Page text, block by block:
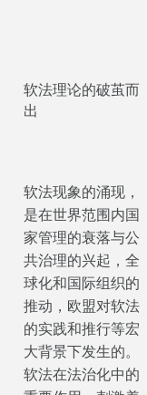
软法理论的破茧而
出
软法现象的涌现，
是在世界范围内国
家管理的衰落与公
共治理的兴起，全
球化和国际组织的
推动，欧盟对软法
的实践和推行等宏
大背景下发生的。
软法在法治化中的